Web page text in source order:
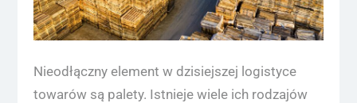
Nieodłączny element w dzisiejszej logistyce
towarów są palety. Istnieje wiele ich rodzajów